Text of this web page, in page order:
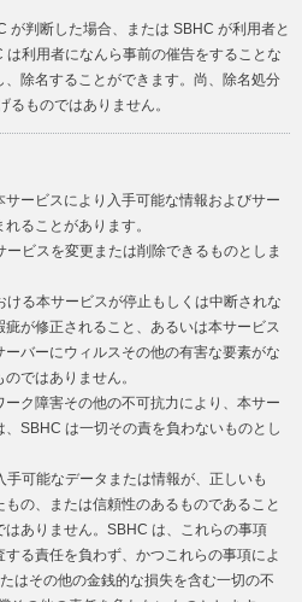
が判断した場合、または SBHC が利用者と
利用者になんら事前の催告をすることな
、除名することができます。尚、除名処分
ものではありません。
ービスにより入手可能な情報およびサー
ることがあります。
ビスを変更または削除できるものとしま
る本サービスが停止もしくは中断されな
が修正されること、あるいは本サービス
バーにウィルスその他の有害な要素がな
ではありません。
ク障害その他の不可抗力により、本サー
SBHC は一切その責を負わないものとし
可能なデータまたは情報が、正しいも
の、または信頼性のあるものであること
ありません。SBHC は、これらの事項
る責任を負わず、かつこれらの事項によ
はその他の金銭的な損失を含む一切の不